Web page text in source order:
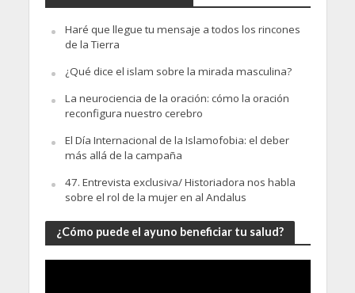
Haré que llegue tu mensaje a todos los rincones
de la Tierra
¿Qué dice el islam sobre la mirada masculina?
La neurociencia de la oración: cómo la oración
reconfigura nuestro cerebro
El Día Internacional de la Islamofobia: el deber
más allá de la campaña
47. Entrevista exclusiva/ Historiadora nos habla
sobre el rol de la mujer en al Andalus
¿Cómo puede el ayuno beneficiar tu salud?